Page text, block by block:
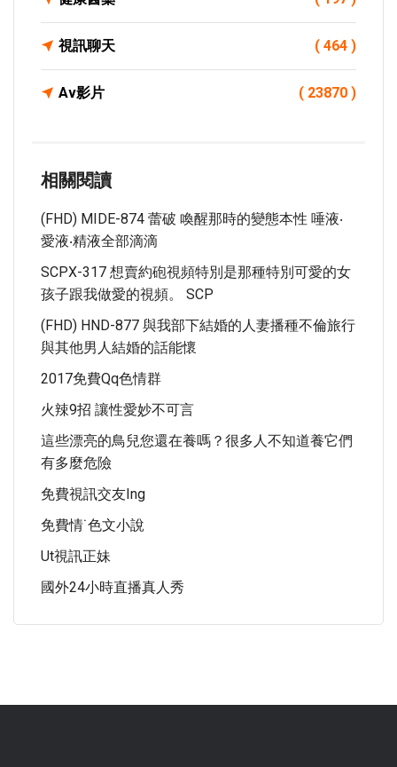
視訊聊天 ( 464 )
Av影片 ( 23870 )
相關閱讀
(FHD) MIDE-874 蕾破 喚醒那時的變態本性 唾液‧
愛液‧精液全部滴滴
SCPX-317 想賣約砲視頻特別是那種特別可愛的女
孩子跟我做愛的視頻。 SCP
(FHD) HND-877 與我部下結婚的人妻播種不倫旅行
與其他男人結婚的話能懷
2017免費qq色情群
火辣9招 讓性愛妙不可言
這些漂亮的鳥兒您還在養嗎？很多人不知道養它們
有多麼危險
免費視訊交友ing
免費情˙色文小說
Ut視訊正妹
國外24小時直播真人秀